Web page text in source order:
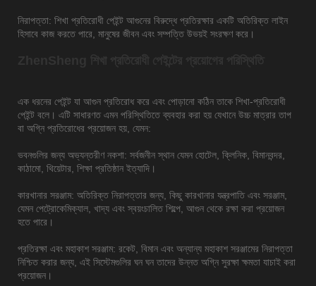
নিরাপত্তা: শিখা প্রতিরোধী পেইন্ট আগুনের বিরুদ্ধে প্রতিরক্ষার একটি অতিরিক্ত লাইন
হিসাবে কাজ করতে পারে, মানুষের জীবন এবং সম্পত্তি উভয়ই সংরক্ষণ করে।
এক ধরনের পেইন্ট যা আগুন প্রতিরোধ করে এবং পোড়ানো কঠিন তাকে শিখা-প্রতিরোধী
পেইন্ট বলে। এটি সাধারণত এমন পরিস্থিতিতে ব্যবহার করা হয় যেখানে উচ্চ মাত্রার তাপ
বা অগ্নি প্রতিরোধের প্রয়োজন হয়, যেমন:
ভবনগুলির জন্য অভ্যন্তরীণ নকশা: সর্বজনীন স্থান যেমন হোটেল, ক্লিনিক, বিমানবন্দর,
কাঠামো, থিয়েটার, শিক্ষা প্রতিষ্ঠান ইত্যাদি।
কারখানার সরঞ্জাম: অতিরিক্ত নিরাপত্তার জন্য, কিছু কারখানার যন্ত্রপাতি এবং সরঞ্জাম,
যেমন পেট্রোকেমিক্যাল, খাদ্য এবং স্বয়ংচালিত শিল্পে, আগুন থেকে রক্ষা করা প্রয়োজন
হতে পারে।
প্রতিরক্ষা এবং মহাকাশ সরঞ্জাম: রকেট, বিমান এবং অন্যান্য মহাকাশ সরঞ্জামের নিরাপত্তা
নিশ্চিত করার জন্য, এই সিস্টেমগুলির ঘন ঘন তাদের উন্নত অগ্নি সুরক্ষা ক্ষমতা যাচাই করা
প্রয়োজন।